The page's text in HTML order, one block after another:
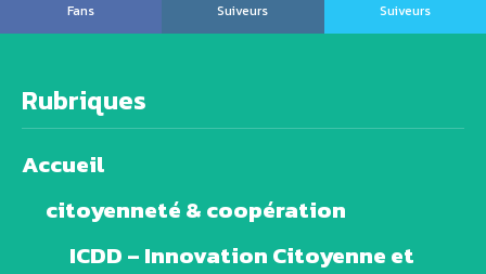
Fans
Suiveurs
Suiveurs
Rubriques
Accueil
citoyenneté & coopération
ICDD – Innovation Citoyenne et